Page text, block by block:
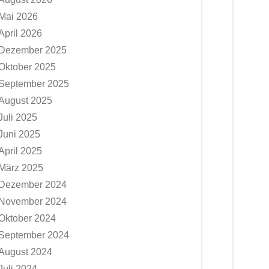
Mai 2026
2026
Dezember 2025
2025
2025
2025
2025
2025
2025
März 2025
Dezember 2024
November 2024
2024
2024
2024